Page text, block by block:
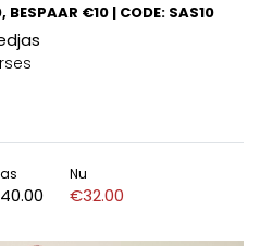
BESPAAR €10 | CODE: SAS10
Nu
€32.00